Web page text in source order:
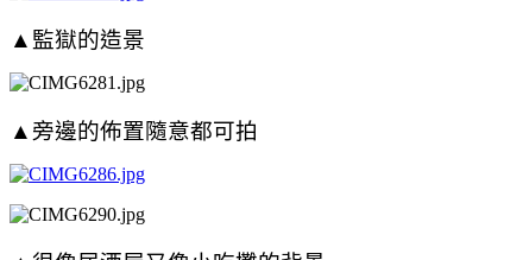
▲監獄的造景
▲旁邊的佈置隨意都可拍